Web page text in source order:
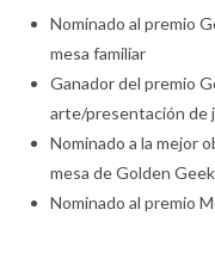
Nominado al premio
mesa familiar
Ganador del premio
arte/presentación de
Nominado a la mejor
mesa de Golden
Nominado al premio